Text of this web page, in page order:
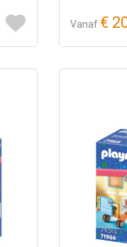
Vanaf €